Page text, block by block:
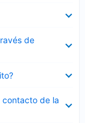
de
contacto de la